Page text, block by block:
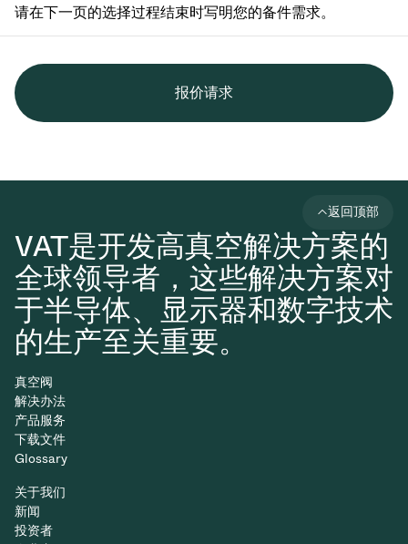
请在下一页的选择过程结束时写明您的备件需求。
报价请求
VAT是开发高真空解决方案的
全球领导者，这些解决方案对
于半导体、显示器和数字技术
的生产至关重要。
返回顶部
真空阀
解决办法
产品服务
下载文件
Glossary
关于我们
新闻
投资者